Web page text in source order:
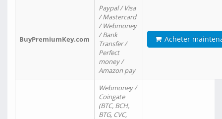
BuyPremiumKey.com
Paypal / Visa
/ Mastercard
/ Webmoney
/ Bank
Transfer /
Perfect
money /
Amazon pay
Acheter
Webmoney /
Coingate
(BTC, BCH,
BTG, CVC,